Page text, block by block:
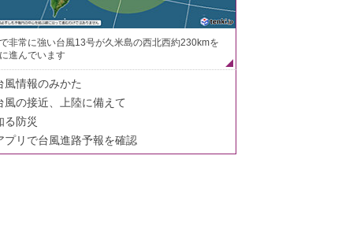
非常に強い台風13号が久米島の西北西約230kmを
進んでいます
風情報のみかた
風の接近、上陸に備えて
る防災
プリで台風進路予報を確認